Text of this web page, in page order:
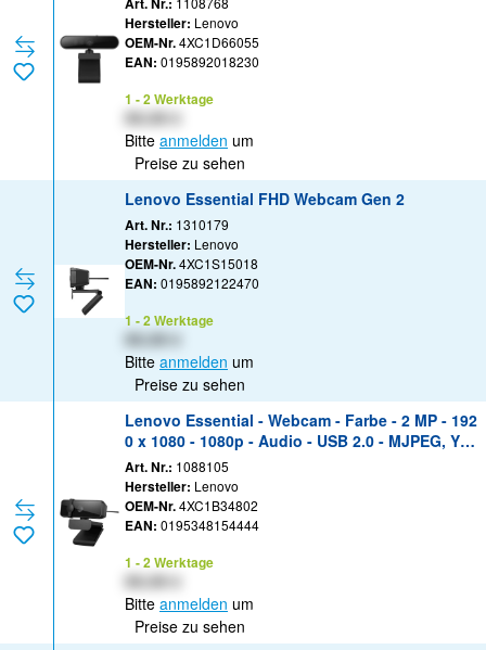
Hersteller: Lenovo
OEM-Nr.4XC1D66055
EAN: 0195892018230
1 - 2 Werktage
XX,XX €
Bitte anmelden um
Preise zu sehen
Lenovo Essential FHD Webcam Gen 2
Art. Nr.: 1310179
Hersteller: Lenovo
OEM-Nr.4XC1S15018
EAN: 0195892122470
1 - 2 Werktage
Bitte anmelden um
Preise zu sehen
Lenovo Essential - Webcam - Farbe - 2 MP - 192
0 x 1080 - 1080p - Audio - USB 2.0 - MJPEG, YUY
2
Art. Nr.: 1088105
Hersteller: Lenovo
OEM-Nr.4XC1B34802
EAN: 0195348154444
1 - 2 Werktage
XX,XX €
Bitte anmelden um
Preise zu sehen